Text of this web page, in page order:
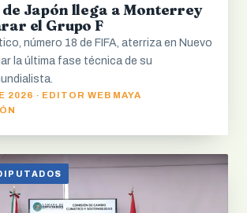
Japón llega a Monterrey
el Grupo F
número 18 de FIFA, aterriza en Nuevo
la última fase técnica de su
2026 · EDITOR WEB MAYA